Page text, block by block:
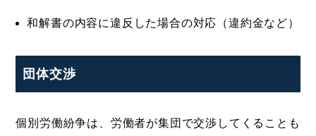
和解書の内容に違反した場合の対応（違約金など）
団体交渉
個別労働紛争は、労働者が集団で交渉してくることも